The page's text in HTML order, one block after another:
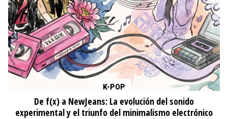
K-POP
De f(x) a NewJeans: La evolución del sonido
experimental y el triunfo del minimalismo electrónico